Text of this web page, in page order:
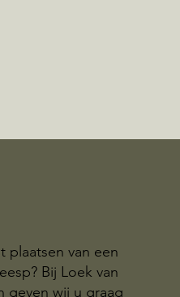
plaatsen van een
Bij Loek van
geven wij u graag